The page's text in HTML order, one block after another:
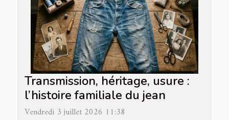
Transmission, héritage, usure :
l’histoire familiale du jean
Vendredi 3 juillet 2026 11:38